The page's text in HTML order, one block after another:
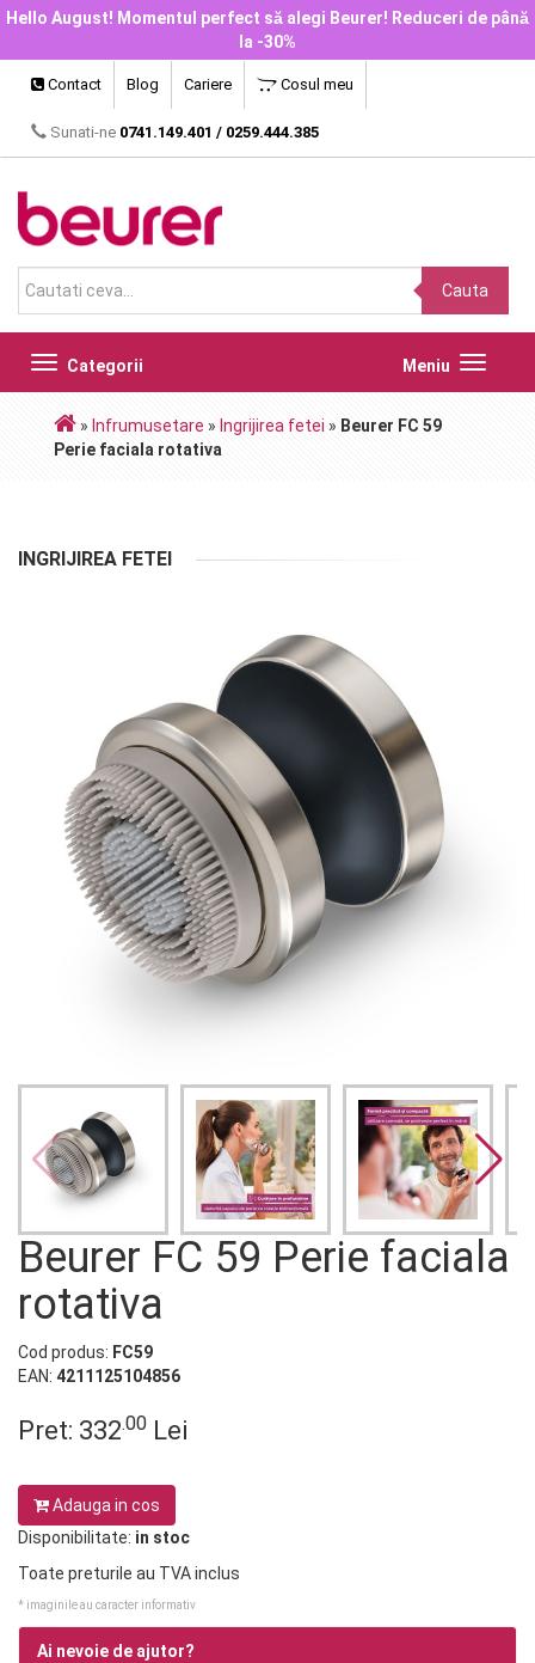
Hello August! Momentul perfect să alegi Beurer! Reduceri de până
la -30%
Contact Blog Cariere Cosul meu
Sunati-ne 0741.149.401 / 0259.444.385
Cauta
Categorii
Toggle
navigation
Meniu
Toggle
» Infrumusetare » Ingrijirea fetei» Beurer FC 59
Perie faciala rotativa
INGRIJIREA FETEI
Beurer FC 59 Perie faciala
rotativa
Cod produs: FC59
EAN: 4211125104856
Pret: 332.00 Lei
Adauga in cos
Disponibilitate: in stoc
Toate preturile au TVA inclus
* imaginile au caracter informativ
Ai nevoie de ajutor?